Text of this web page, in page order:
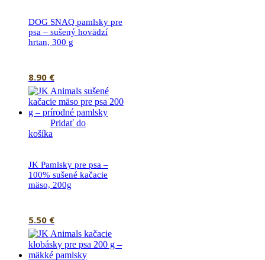
DOG SNAQ pamlsky pre
psa – sušený hovädzí
hrtan, 300 g
8.90 €
Pridať do
košíka
JK Pamlsky pre psa –
100% sušené kačacie
mäso, 200g
5.50 €